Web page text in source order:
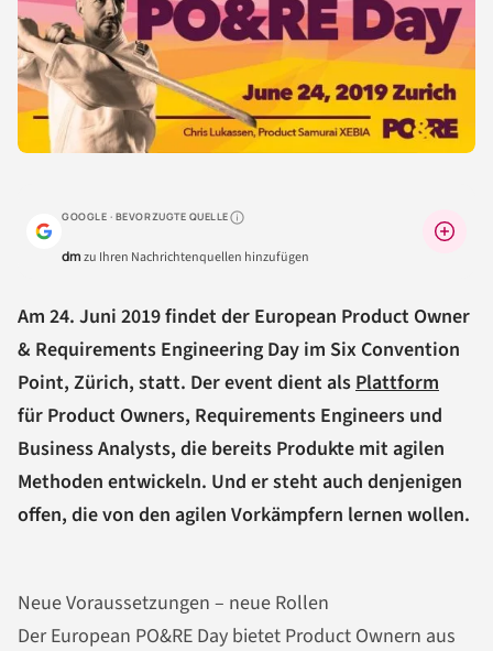
GOOGLE · BEVORZUGTE QUELLEWarum lohnt sich das?
dmzu Ihren Nachrichtenquellen hinzufügen
Am 24. Juni 2019 findet der European Product Owner
& Requirements Engineering Day im Six Convention
Point, Zürich, statt. Der event dient alsPlattform
für Product Owners, Requirements Engineers und
Business Analysts, die bereits Produkte mit agilen
Methoden entwickeln. Und er steht auch denjenigen
offen, die von den agilen Vorkämpfern lernen wollen.
Neue Voraussetzungen – neue Rollen
Der European PO&RE Day bietet Product Ownern aus